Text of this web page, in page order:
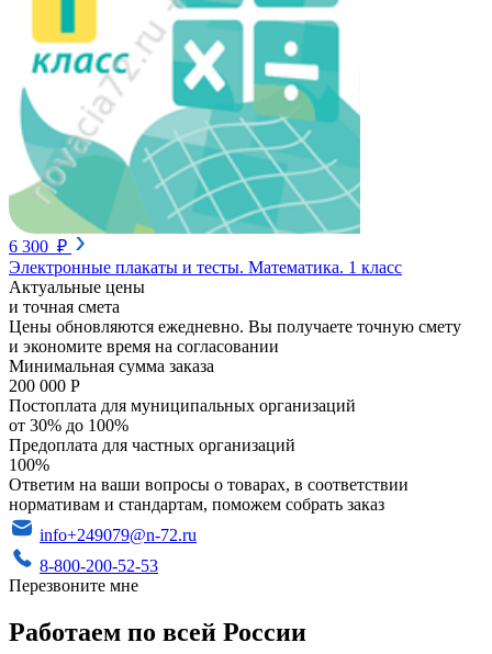
6 300 ₽
Электронные плакаты и тесты. Математика. 1 класс
Актуальные цены
и точная смета
Цены обновляются ежедневно. Вы получаете точную смету
и экономите время на согласовании
Минимальная сумма заказа
200 000 Р
Постоплата для муниципальных организаций
от 30% до 100%
Предоплата для частных организаций
100%
Ответим на ваши вопросы о товарах, в соответствии
нормативам и стандартам, поможем собрать заказ
info+249079@n-72.ru
8-800-200-52-53
Перезвоните мне
Работаем по всей России